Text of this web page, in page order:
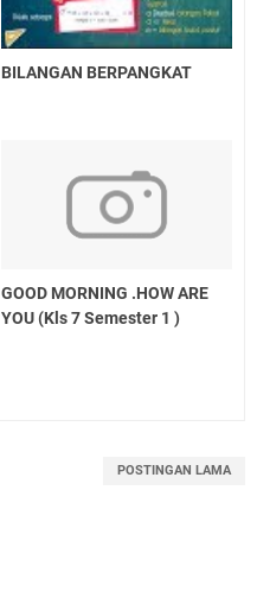
BILANGAN BERPANGKAT
GOOD MORNING .HOW ARE
YOU (Kls 7 Semester 1 )
POSTINGAN LAMA